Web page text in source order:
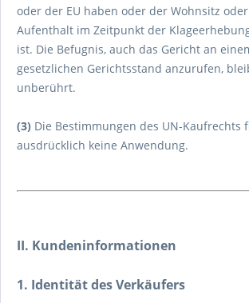
oder der EU haben oder der Wohnsitz
Aufenthalt im Zeitpunkt der
ist. Die Befugnis, auch das Gericht an
gesetzlichen Gerichtsstand anzurufen,
unberührt.
(3) Die Bestimmungen des UN-Kaufrechts
ausdrücklich keine Anwendung.
II. Kundeninformationen
1. Identität des Verkäufers